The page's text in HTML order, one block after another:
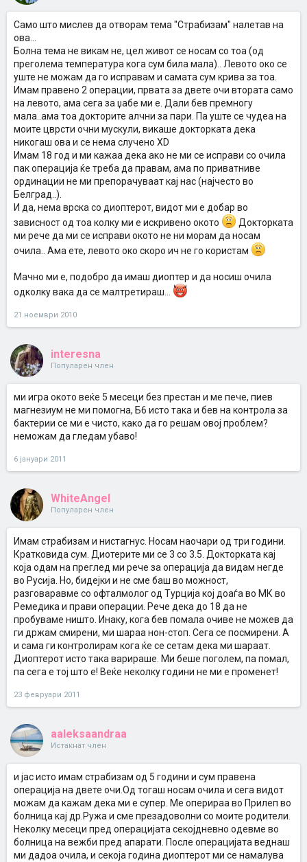
12 реза
,додека оние
сериозните случаи имаа по 4,6,и еден со 8 реза.Не смееше да се
бара решение со една операција за да не одам во плус диоптер и
требаше да одам повторно по 2 год. за конечно да се ослободам
од целиот проблем. Кога се вратив дома не ми се веруваше колку
работи кои до тогаш ги гледав секој ден сега се поинакви,колку
линии има на паркетот,колку е убава ќерка ми кога ја гледам со
новите очи,ги гледав броевите од дигитрон,ТВ,се беше ново и
поубаво од било кога порано.Одлучив дека ми е доволно да
гледам толку,дека сум задоволна со резултатот и немам потреба
од уште една операција.Барем знаев што ми е со очите. Е сега она
најважното.Таму страбизмот не го рачунат за болест ниту ги
гњават луѓето со носење диоптер. :up:СТРАБИЗМОТго третират
со обично мало затегнување на некој мускул што трае кратко и не
го сметат за некој зафат. Сега ги има такви многу ординации
гледам во Словенија,Турција,... Можеби ке најдете нешто на
интернет зашто да се мачите со диоптрии. Се извинувам за
долгиот текст.И се надевам дека ќе ви даде некоја идеја.Вие сте
помлади и се надевам ќе се снајдете подобро и од мене.
Само што мислев да отворам тема "Страбизам" налетав на
ова...
Болна тема не викам не, цел живот се носам со тоа (од
преголема температура кога сум била мала).. Левото око се
уште не можам да го исправам и самата сум крива за тоа.
Имам правено 2 операции, првата за двете очи втората само
на левото, ама сега за џабе ми е. Дали бев премногу
мала..ама тоа докторите алчни за пари. Па уште се чудеа на
моите цврсти очни мускули, викаше докторката дека
никогаш ова и се нема случено XD
Имам 18 год и ми кажаа дека ако не ми се исправи со очила
пак операција ќе треба да правам, ама по приватниве
ординации не ми препорачуваат кај нас (најчесто во
Белград..).
И да, нема врска со диоптерот, видот ми е добар во
зависност од тоа колку ми е искривено окото
Докторката
ми рече да ми се исправи окото не ни морам да носам
очила.. Ама ете, левото око скоро ич не го користам
Мачно ми е, подобро да имаш диоптер и да носиш очила
одколку вака да се малтретираш...
21 ноември 2010
interesna
Популарен член
ми игра окото веќе 5 месеци без престан и ме пече, пиев
магнезиум не ми помогна, Б6 исто така и бев на контрола за
бактерии се ми е чисто, како да го решам овој проблем?
неможам да гледам убаво!
6 јануари 2011
WhiteAngel
Популарен член
Имам страбизам и нистагнус. Носам наочари од три години.
Кратковида сум. Диотерите ми се 3 со 3.5. Докторката кај
која одам на преглед ми рече за операција да видам негде
во Русија. Но, бидејки и не сме баш во можност,
разговаравме со офталмолог од Турција кој доаѓа во МК во
Ремедика и прави операции. Рече дека до 18 да не
пробуваме ништо. Инаку, кога бев помала очиве не можев да
ги држам смирени, ми шараа нон-стоп. Сега се посмирени. А
и сама ги контролирам кога ќе се сетам дека ми шараат.
Диоптерот исто така варираше. Ми беше поголем, па помал,
па сега е тој што е! Веќе неколку години не ми е променет!
23 февруари 2011
aaleksaandraa
Истакнат член
и јас исто имам страбизам од 5 години и сум правена
операција на двете очи.Од тогаш носам очила и сега видот
можам да кажам дека ми е супер. Ме оперираа во Прилеп во
болница кај др.Ружа и сме презадоволни со моите родители.
Неколку месеци пред операцијата секојдневно одевме во
болница на вежби пред апарати. После операцијата веднаш
ми дадоа очила, и секоја година диоптерот ми се намалува